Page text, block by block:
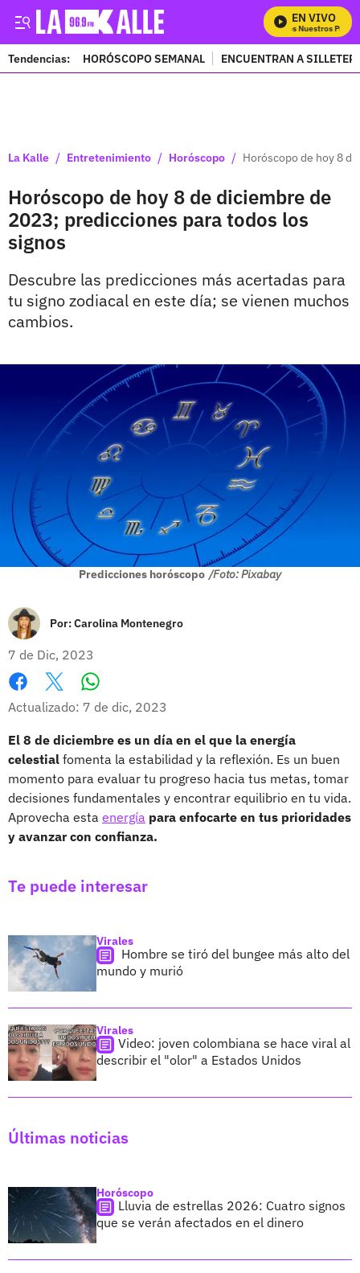
EN VIVO
Mira Todos Nuestros
Tendencias: HORÓSCOPO SEMANAL ENCUENTRAN A
La Kalle / Entretenimiento / Horóscopo / Horóscopo de hoy 8
Horóscopo de hoy 8 de diciembre de
2023; predicciones para todos los
signos
Descubre las predicciones más acertadas para
tu signo zodiacal en este día; se vienen muchos
cambios.
Predicciones horóscopo /Foto: Pixabay
Por:Carolina Montenegro
7 de Dic, 2023
Facebook
X
Actualizado: 7 de dic, 2023
El 8 de diciembre es un día en el que la energía
celestial fomenta la estabilidad y la reflexión. Es un buen
momento para evaluar tu progreso hacia tus metas, tomar
decisiones fundamentales y encontrar equilibrio en tu vida.
Aprovecha esta energía para enfocarte en tus prioridades
y avanzar con confianza.
Te puede interesar
Virales
Hombre se tiró del bungee más alto del
mundo y murió
Virales
Video: joven colombiana se hace viral al
describir el "olor" a Estados Unidos
Últimas noticias
Horóscopo
Lluvia de estrellas 2026: Cuatro signos
que se verán afectados en el dinero